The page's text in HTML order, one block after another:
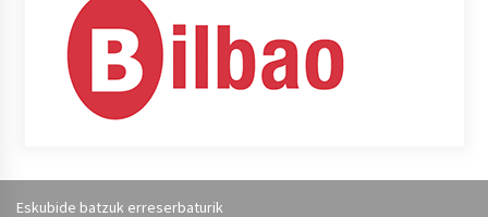
Eskubide batzuk erreserbaturik